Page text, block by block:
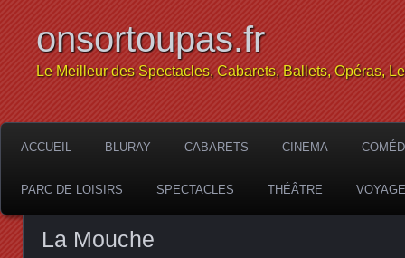
onsortoupas.fr
Le Meilleur des Spectacles, Cabarets, Ballets, Opéras,
ACCUEIL BLURAY CABARETS CINEMA
PARC DE LOISIRS SPECTACLES THÉÂTRE
La Mouche